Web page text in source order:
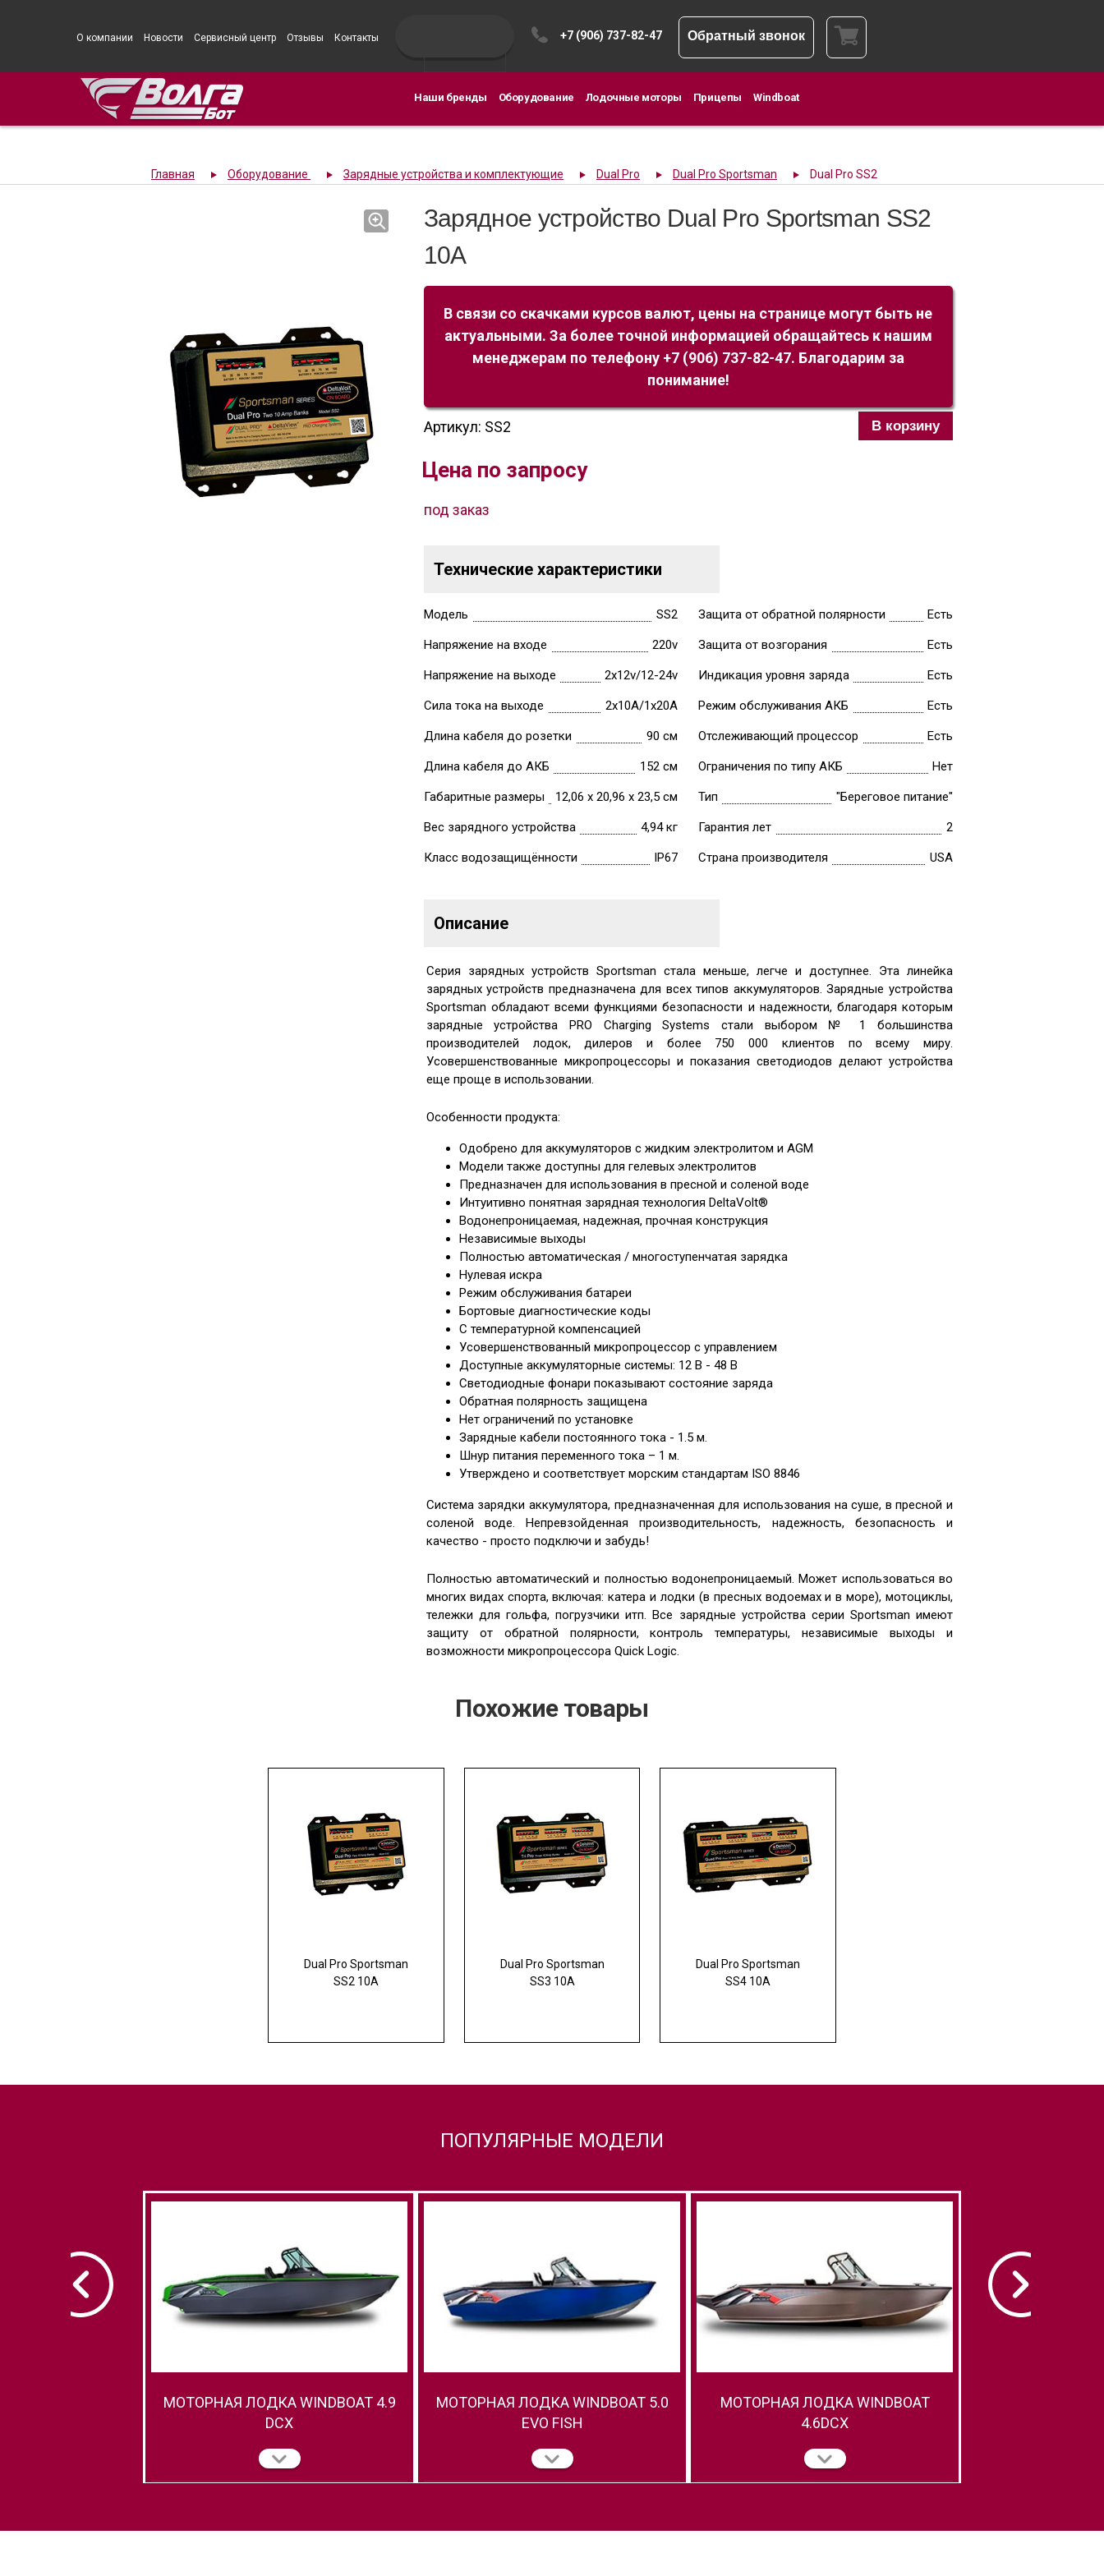
О компании Новости Сервисный центр Отзывы Контакты +7 (906) 737-82-47 Обратный звонок
Наши бренды Оборудование Лодочные моторы Прицепы Windboat
Главная Оборудование Зарядные устройства и комплектующие Dual Pro Dual Pro Sportsman Dual Pro SS2
Зарядное устройство Dual Pro Sportsman SS2
10A
В связи со скачками курсов валют, цены на странице могут быть не
актуальными. За более точной информацией обращайтесь к нашим
менеджерам по телефону +7 (906) 737-82-47. Благодарим за
понимание!
В корзину
Артикул: SS2
Цена по запросу
под заказ
Технические характеристики
Модель SS2
Напряжение на входе 220v
Напряжение на выходе 2х12v/12-24v
Сила тока на выходе 2х10А/1х20А
Длина кабеля до розетки 90 см
Длина кабеля до АКБ 152 см
Габаритные размеры 12,06 x 20,96 x 23,5 см
Вес зарядного устройства 4,94 кг
Класс водозащищённости IP67
Защита от обратной полярности Есть
Защита от возгорания Есть
Индикация уровня заряда Есть
Режим обслуживания АКБ Есть
Отслеживающий процессор Есть
Ограничения по типу АКБ Нет
Тип "Береговое питание"
Гарантия лет 2
Страна производителя USA
Описание
Серия зарядных устройств Sportsman стала меньше, легче и доступнее. Эта линейка
зарядных устройств предназначена для всех типов аккумуляторов. Зарядные устройства
Sportsman обладают всеми функциями безопасности и надежности, благодаря которым
зарядные устройства PRO Charging Systems стали выбором № 1 большинства
производителей лодок, дилеров и более 750 000 клиентов по всему миру.
Усовершенствованные микропроцессоры и показания светодиодов делают устройства
еще проще в использовании.
Особенности продукта:
Одобрено для аккумуляторов с жидким электролитом и AGM
Модели также доступны для гелевых электролитов
Предназначен для использования в пресной и соленой воде
Интуитивно понятная зарядная технология DeltaVolt®
Водонепроницаемая, надежная, прочная конструкция
Независимые выходы
Полностью автоматическая / многоступенчатая зарядка
Нулевая искра
Режим обслуживания батареи
Бортовые диагностические коды
С температурной компенсацией
Усовершенствованный микропроцессор с управлением
Доступные аккумуляторные системы: 12 В - 48 В
Светодиодные фонари показывают состояние заряда
Обратная полярность защищена
Нет ограничений по установке
Зарядные кабели постоянного тока - 1.5 м.
Шнур питания переменного тока – 1 м.
Утверждено и соответствует морским стандартам ISO 8846
Система зарядки аккумулятора, предназначенная для использования на суше, в пресной и
соленой воде. Непревзойденная производительность, надежность, безопасность и
качество - просто подключи и забудь!
Полностью автоматический и полностью водонепроницаемый. Может использоваться во
многих видах спорта, включая: катера и лодки (в пресных водоемах и в море), мотоциклы,
тележки для гольфа, погрузчики итп. Все зарядные устройства серии Sportsman имеют
защиту от обратной полярности, контроль температуры, независимые выходы и
возможности микропроцессора Quick Logic.
Похожие товары
Dual Pro Sportsman
SS2 10A
Dual Pro Sportsman
SS3 10A
Dual Pro Sportsman
SS4 10A
ПОПУЛЯРНЫЕ МОДЕЛИ
МОТОРНАЯ ЛОДКА WINDBOAT 4.9
DCX
МОТОРНАЯ ЛОДКА WINDBOAT 5.0
EVO FISH
МОТОРНАЯ ЛОДКА WINDBOAT
4.6DCX